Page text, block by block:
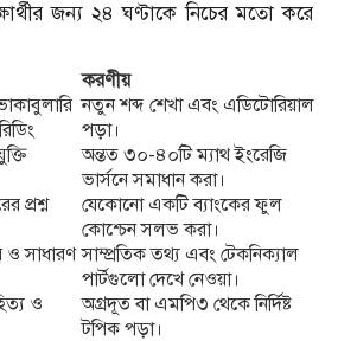
জন্য ২৪ ঘণ্টাকে নিচের মতো করে
করণীয়
নতুন শব্দ শেখা এবং এডিটোরিয়াল
পড়া।
অন্তত ৩০-৪০টি ম্যাথ ইংরেজি
ভার্সনে সমাধান করা।
প্রশ্ন
যেকোনো একটি ব্যাংকের ফুল
কোশ্চেন সলভ করা।
ও সাধারণ সাম্প্রতিক তথ্য এবং টেকনিক্যাল
পার্টগুলো দেখে নেওয়া।
ও
অগ্রদূত বা এমপি৩ থেকে নির্দিষ্ট
টপিক পড়া।